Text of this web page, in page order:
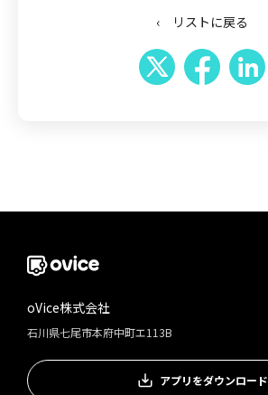
‹ リストに戻る
oVice株式会社
石川県七尾市本府中町エ113B
アプリをダウンロード